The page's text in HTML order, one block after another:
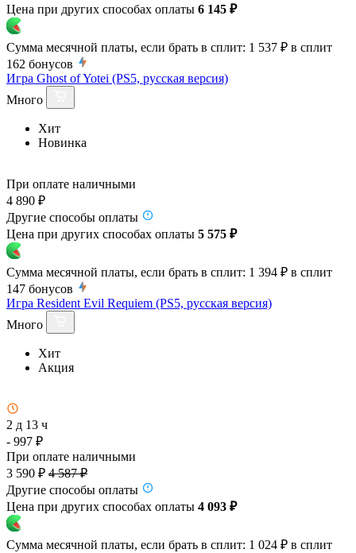
Цена при других способах оплаты 6 145 ₽
Сумма месячной платы, если брать в сплит: 1 537 ₽ в сплит
162 бонусов
Игра Ghost of Yotei (PS5, русская версия)
Много
Хит
Новинка
При оплате наличными
4 890 ₽
Другие способы оплаты
Цена при других способах оплаты 5 575 ₽
Сумма месячной платы, если брать в сплит: 1 394 ₽ в сплит
147 бонусов
Игра Resident Evil Requiem (PS5, русская версия)
Много
Хит
Акция
2 д 13 ч
- 997 ₽
При оплате наличными
3 590 ₽ 4 587 ₽
Другие способы оплаты
Цена при других способах оплаты 4 093 ₽
Сумма месячной платы, если брать в сплит: 1 024 ₽ в сплит